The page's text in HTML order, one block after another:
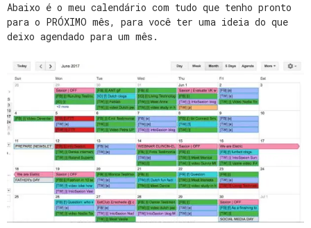
Abaixo é o meu calendário com tudo que tenho pronto
para o PRÓXIMO mês, para você ter uma ideia do que
deixo agendado para um mês.